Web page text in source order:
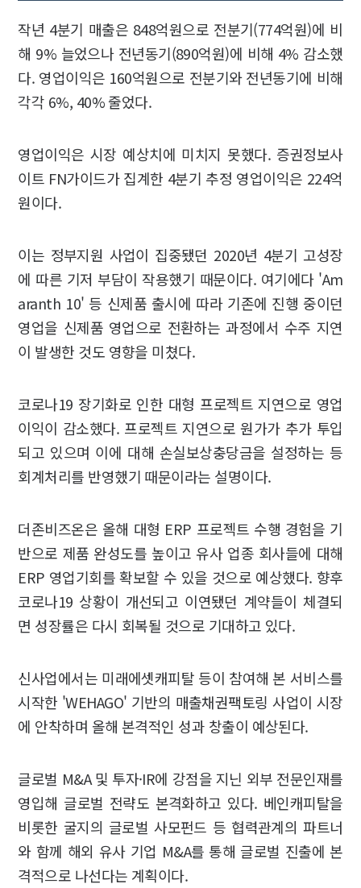
작년 4분기 매출은 848억원으로 전분기(774억원)에 비
해 9% 늘었으나 전년동기(890억원)에 비해 4% 감소했
다. 영업이익은 160억원으로 전분기와 전년동기에 비해
각각 6%, 40% 줄었다.
영업이익은 시장 예상치에 미치지 못했다. 증권정보사
이트 FN가이드가 집계한 4분기 추정 영업이익은 224억
원이다.
이는 정부지원 사업이 집중됐던 2020년 4분기 고성장
에 따른 기저 부담이 작용했기 때문이다. 여기에다 'Am
aranth 10' 등 신제품 출시에 따라 기존에 진행 중이던
영업을 신제품 영업으로 전환하는 과정에서 수주 지연
이 발생한 것도 영향을 미쳤다.
코로나19 장기화로 인한 대형 프로젝트 지연으로 영업
이익이 감소했다. 프로젝트 지연으로 원가가 추가 투입
되고 있으며 이에 대해 손실보상충당금을 설정하는 등
회계처리를 반영했기 때문이라는 설명이다.
더존비즈온은 올해 대형 ERP 프로젝트 수행 경험을 기
반으로 제품 완성도를 높이고 유사 업종 회사들에 대해
ERP 영업기회를 확보할 수 있을 것으로 예상했다. 향후
코로나19 상황이 개선되고 이연됐던 계약들이 체결되
면 성장률은 다시 회복될 것으로 기대하고 있다.
신사업에서는 미래에셋캐피탈 등이 참여해 본 서비스를
시작한 'WEHAGO' 기반의 매출채권팩토링 사업이 시장
에 안착하며 올해 본격적인 성과 창출이 예상된다.
글로벌 M&A 및 투자·IR에 강점을 지닌 외부 전문인재를
영입해 글로벌 전략도 본격화하고 있다. 베인캐피탈을
비롯한 굴지의 글로벌 사모펀드 등 협력관계의 파트너
와 함께 해외 유사 기업 M&A를 통해 글로벌 진출에 본
격적으로 나선다는 계획이다.